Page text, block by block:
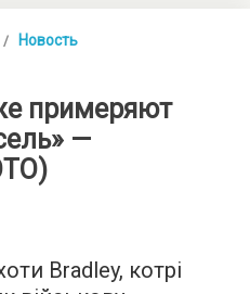
Новость
примеряют
—
Bradley, котрі